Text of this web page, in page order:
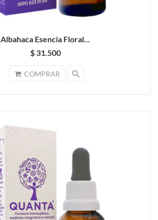
Albahaca Esencia Floral...
$ 31.500
COMPRAR search